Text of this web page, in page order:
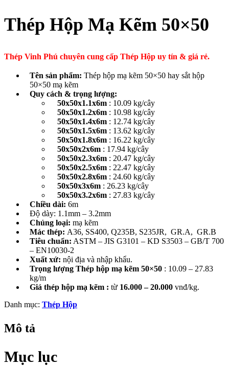
Thép Hộp Mạ Kẽm 50×50
Thép Vinh Phú chuyên cung cấp Thép Hộp uy tín & giá rẻ.
Tên sản phẩm: Thép hộp mạ kẽm 50×50 hay sắt hộp
50×50 mạ kẽm
Quy cách & trọng lượng:
50x50x1.1x6m : 10.09 kg/cây
50x50x1.2x6m : 10.98 kg/cây
50x50x1.4x6m : 12.74 kg/cây
50x50x1.5x6m : 13.62 kg/cây
50x50x1.8x6m : 16.22 kg/cây
50x50x2x6m : 17.94 kg/cây
50x50x2.3x6m : 20.47 kg/cây
50x50x2.5x6m : 22.47 kg/cây
50x50x2.8x6m : 24.60 kg/cây
50x50x3x6m : 26.23 kg/cây
50x50x3.2x6m : 27.83 kg/cây
Chiều dài: 6m
Độ dày: 1.1mm – 3.2mm
Chủng loại: mạ kẽm
Mác thép: A36, SS400, Q235B, S235JR, GR.A, GR.B
Tiêu chuẩn: ASTM – JIS G3101 – KD S3503 – GB/T 700
– EN10030-2
Xuất xứ: nội địa và nhập khẩu.
Trọng lượng Thép hộp mạ kẽm 50×50 : 10.09 – 27.83
kg/m
Giá thép hộp mạ kẽm : từ 16.000 – 20.000 vnđ/kg.
Danh mục: Thép Hộp
Mô tả
Mục lục